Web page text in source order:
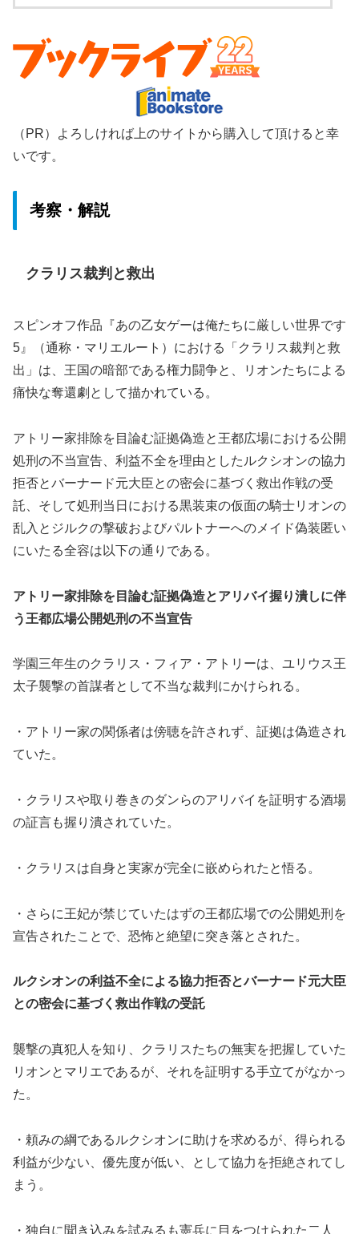
（PR）よろしければ上のサイトから購入して頂けると幸
いです。
考察・解説
クラリス裁判と救出
スピンオフ作品『あの乙女ゲーは俺たちに厳しい世界です
5』（通称・マリエルート）における「クラリス裁判と救
出」は、王国の暗部である権力闘争と、リオンたちによる
痛快な奪還劇として描かれている。
アトリー家排除を目論む証拠偽造と王都広場における公開
処刑の不当宣告、利益不全を理由としたルクシオンの協力
拒否とバーナード元大臣との密会に基づく救出作戦の受
託、そして処刑当日における黒装束の仮面の騎士リオンの
乱入とジルクの撃破およびパルトナーへのメイド偽装匿い
にいたる全容は以下の通りである。
アトリー家排除を目論む証拠偽造とアリバイ握り潰しに伴
う王都広場公開処刑の不当宣告
学園三年生のクラリス・フィア・アトリーは、ユリウス王
太子襲撃の首謀者として不当な裁判にかけられる。
・アトリー家の関係者は傍聴を許されず、証拠は偽造され
ていた。
・クラリスや取り巻きのダンらのアリバイを証明する酒場
の証言も握り潰されていた。
・クラリスは自身と実家が完全に嵌められたと悟る。
・さらに王妃が禁じていたはずの王都広場での公開処刑を
宣告されたことで、恐怖と絶望に突き落とされた。
ルクシオンの利益不全による協力拒否とバーナード元大臣
との密会に基づく救出作戦の受託
襲撃の真犯人を知り、クラリスたちの無実を把握していた
リオンとマリエであるが、それを証明する手立てがなかっ
た。
・頼みの綱であるルクシオンに助けを求めるが、得られる
利益が少ない、優先度が低い、として協力を拒絶されてし
まう。
・独自に聞き込みを試みるも憲兵に目をつけられた二人